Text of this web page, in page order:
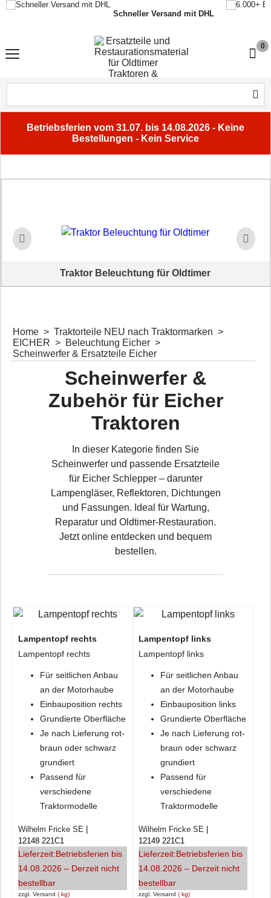
Schneller Versand mit DHL
0
Betriebsferien vom 31.07. bis 14.08.2026 - Keine
Bestellungen - Kein Service
Traktor Beleuchtung für Oldtimer
Home > Traktorteile NEU nach Traktormarken >
EICHER > Beleuchtung Eicher >
Scheinwerfer & Ersatzteile Eicher
Scheinwerfer &
Zubehör für Eicher
Traktoren
In dieser Kategorie finden Sie
Scheinwerfer und passende Ersatzteile
für Eicher Schlepper – darunter
Lampengläser, Reflektoren, Dichtungen
und Fassungen. Ideal für Wartung,
Reparatur und Oldtimer-Restauration.
Jetzt online entdecken und bequem
bestellen.
Lampentopf rechts
Lampentopf rechts
Für seitlichen Anbau
an der Motorhaube
Einbauposition rechts
Grundierte Oberfläche
Je nach Lieferung rot-
braun oder schwarz
grundiert
Passend für
verschiedene
Traktormodelle
zzgl. Versand kg
Wilhelm Fricke SE
12148 221C1
Lieferzeit:Betriebsferien bis
14.08.2026 – Derzeit nicht
bestellbar
Lampentopf links
Lampentopf links
Für seitlichen Anbau
an der Motorhaube
Einbauposition links
Grundierte Oberfläche
Je nach Lieferung rot-
braun oder schwarz
grundiert
Passend für
verschiedene
Traktormodelle
zzgl. Versand kg
Wilhelm Fricke SE
12149 221C1
Lieferzeit:Betriebsferien bis
14.08.2026 – Derzeit nicht
bestellbar